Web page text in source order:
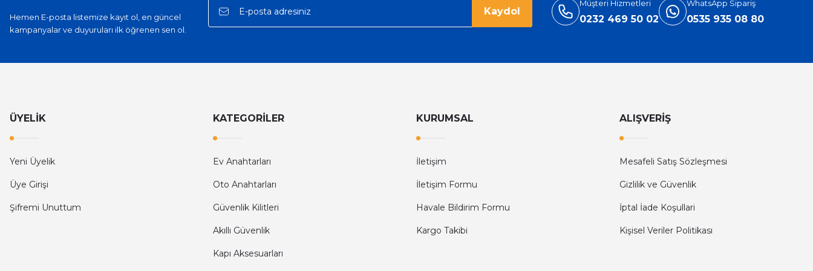
Hemen E-posta listemize kayıt ol, en güncel
kampanyalar ve duyuruları ilk öğrenen sen ol.
Kaydol
Müşteri Hizmetleri
0232 469 50 02
WhatsApp Sipariş
0535 935 08 80
ÜYELİK
Yeni Üyelik
Üye Girişi
Şifremi Unuttum
KATEGORİLER
Ev Anahtarları
Oto Anahtarları
Güvenlik Kilitleri
Akıllı Güvenlik
Kapı Aksesuarları
KURUMSAL
İletişim
İletişim Formu
Havale Bildirim Formu
Kargo Takibi
ALIŞVERİŞ
Mesafeli Satış Sözleşmesi
Gizlilik ve Güvenlik
İptal İade Koşullari
Kişisel Veriler Politikası